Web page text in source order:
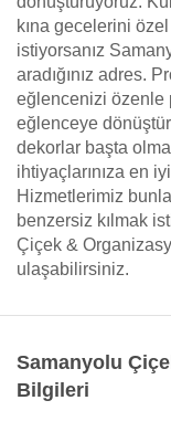
kına gecelerini
istiyorsanız
aradığınız adres.
eğlencenizi özenle
eğlenceye
dekorlar başta
ihtiyaçlarınıza en
Hizmetlerimiz
benzersiz kılmak
Çiçek &
ulaşabilirsiniz.
Samanyolu
Bilgileri